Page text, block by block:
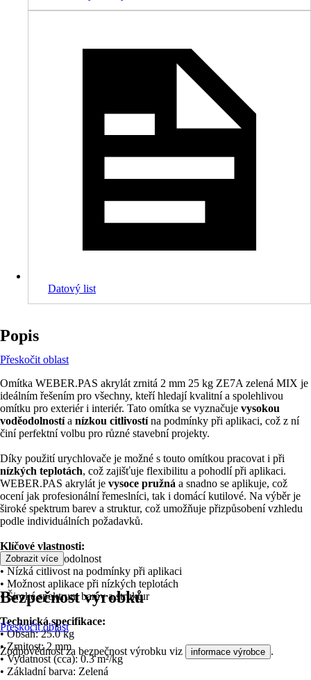
Datový list
Popis
Přeskočit oblast
Omítka WEBER.PAS akrylát zrnitá 2 mm 25 kg ZE7A zelená MIX je
ideálním řešením pro všechny, kteří hledají kvalitní a spolehlivou
omítku pro exteriér i interiér. Tato omítka se vyznačuje vysokou
voděodolnostía nízkou citlivostína podmínky při aplikaci, což z ní
činí perfektní volbu pro různé stavební projekty.
Díky použití urychlovače je možné s touto omítkou pracovat i při
nízkých teplotách, což zajišťuje flexibilitu a pohodlí při aplikaci.
WEBER.PAS akrylát je vysoce pružná a snadno se aplikuje, což
ocení jak profesionální řemeslníci, tak i domácí kutilové. Na výběr je
široké spektrum barev a struktur, což umožňuje přizpůsobení vzhledu
podle individuálních požadavků.
Klíčové vlastnosti:
• Vysoká voděodolnost
• Nízká citlivost na podmínky při aplikaci
• Možnost aplikace při nízkých teplotách
• Široké spektrum barev a struktur
Technická specifikace:
• Obsah: 25.0 kg
• Zrnitost: 2 mm
• Vydatnost (cca): 0.3 m²/kg
• Základní barva: Zelená
Zobrazit více
Bezpečnost výrobků
Přeskočit oblast
Zodpovědnost za bezpečnost výrobku viz informace výrobce .